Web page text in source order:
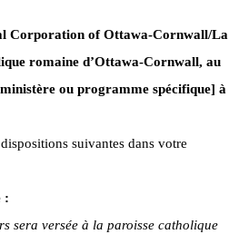
Corporation of Ottawa-Cornwall/La
romaine d’Ottawa-Cornwall, au
ou programme spécifique] à
suivantes dans votre
:
sera versée à la paroisse catholique